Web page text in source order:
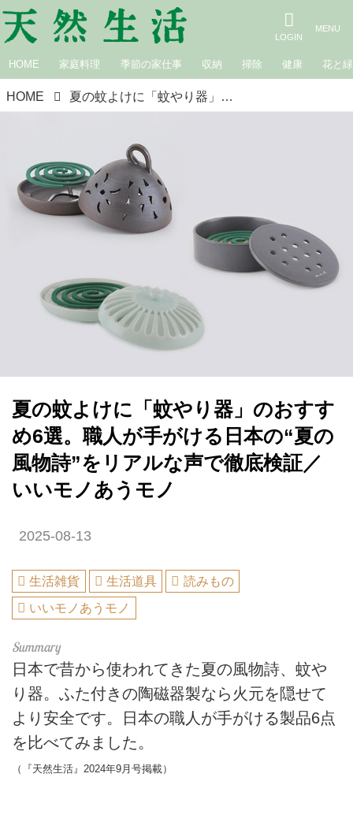
HOME 家庭料理 季節の家仕事 収納 掃除 健康 花と緑
HOME 夏の蚊よけに「蚊やり器」のおすすめ6選。職人が手がける日本の“夏の風物詩”をリアルな声で徹底検証／いいモノあうモノ
夏の蚊よけに「蚊やり器」のおすす
め6選。職人が手がける日本の“夏の
風物詩”をリアルな声で徹底検証／
いいモノあうモノ
2025-08-13
生活雑貨 生活道具
読みもの
いいモノあうモノ
日本で昔から使われてきた夏の風物詩、蚊や
り器。ふた付きの陶磁器製なら火元を隠せて
より安全です。日本の職人が手がける製品6点
を比べてみました。
（『天然生活』2024年9月号掲載）